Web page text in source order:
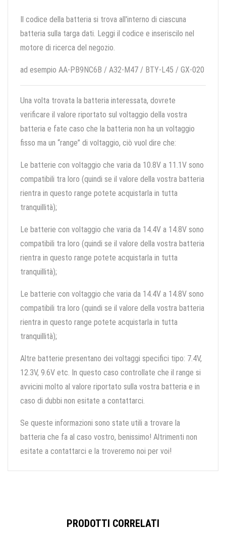
Il codice della batteria si trova all'interno di ciascuna
batteria sulla targa dati. Leggi il codice e inseriscilo nel
motore di ricerca del negozio.
ad esempio AA-PB9NC6B / A32-M47 / BTY-L45 / GX-020
Una volta trovata la batteria interessata, dovrete
verificare il valore riportato sul voltaggio della vostra
batteria e fate caso che la batteria non ha un voltaggio
fisso ma un “range” di voltaggio, ciò vuol dire che:
Le batterie con voltaggio che varia da 10.8V a 11.1V sono
compatibili tra loro (quindi se il valore della vostra batteria
rientra in questo range potete acquistarla in tutta
tranquillità);
Le batterie con voltaggio che varia da 14.4V a 14.8V sono
compatibili tra loro (quindi se il valore della vostra batteria
rientra in questo range potete acquistarla in tutta
tranquillità);
Le batterie con voltaggio che varia da 14.4V a 14.8V sono
compatibili tra loro (quindi se il valore della vostra batteria
rientra in questo range potete acquistarla in tutta
tranquillità);
Altre batterie presentano dei voltaggi specifici tipo: 7.4V,
12.3V, 9.6V etc. In questo caso controllate che il range si
avvicini molto al valore riportato sulla vostra batteria e in
caso di dubbi non esitate a contattarci.
Se queste informazioni sono state utili a trovare la
batteria che fa al caso vostro, benissimo! Altrimenti non
esitate a contattarci e la troveremo noi per voi!
PRODOTTI CORRELATI